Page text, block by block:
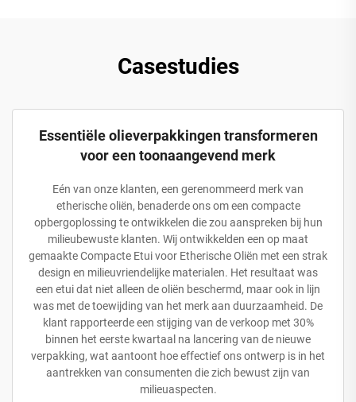
Casestudies
Essentiële olieverpakkingen transformeren
voor een toonaangevend merk
Eén van onze klanten, een gerenommeerd merk van
etherische oliën, benaderde ons om een compacte
opbergoplossing te ontwikkelen die zou aanspreken bij hun
milieubewuste klanten. Wij ontwikkelden een op maat
gemaakte Compacte Etui voor Etherische Oliën met een strak
design en milieuvriendelijke materialen. Het resultaat was
een etui dat niet alleen de oliën beschermd, maar ook in lijn
was met de toewijding van het merk aan duurzaamheid. De
klant rapporteerde een stijging van de verkoop met 30%
binnen het eerste kwartaal na lancering van de nieuwe
verpakking, wat aantoont hoe effectief ons ontwerp is in het
aantrekken van consumenten die zich bewust zijn van
milieuaspecten.